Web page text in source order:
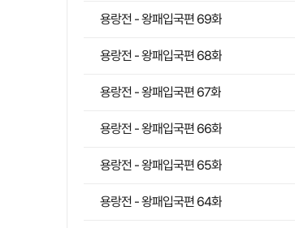
용랑전 - 왕패입국편 69화
용랑전 - 왕패입국편 68화
용랑전 - 왕패입국편 67화
용랑전 - 왕패입국편 66화
용랑전 - 왕패입국편 65화
용랑전 - 왕패입국편 64화